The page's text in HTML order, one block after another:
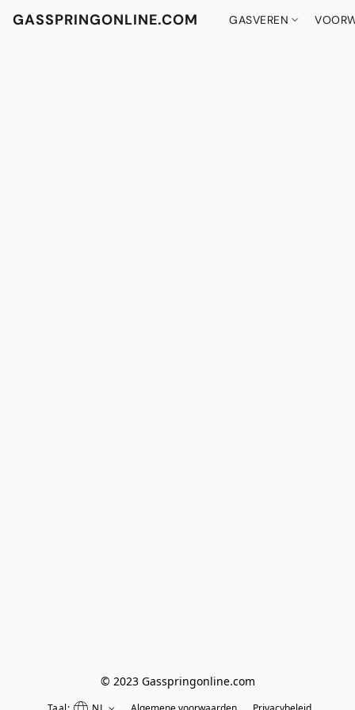
GASSPRINGONLINE.COM GASVEREN
© 2023 Gasspringonline.com